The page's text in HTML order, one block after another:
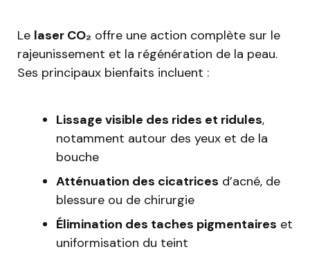
Le laser CO₂ offre une action complète sur le
rajeunissement et la régénération de la peau.
Ses principaux bienfaits incluent :
Lissage visible des rides et ridules,
notamment autour des yeux et de la
bouche
Atténuation des cicatrices d’acné, de
blessure ou de chirurgie
Élimination des taches pigmentaires et
uniformisation du teint